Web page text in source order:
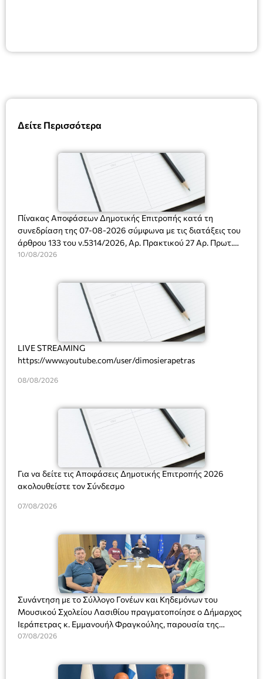
Δείτε Περισσότερα
Πίνακας Αποφάσεων Δημοτικής Επιτροπής κατά τη
συνεδρίαση της 07-08-2026 σύμφωνα με τις διατάξεις του
άρθρου 133 του ν.5314/2026, Αρ. Πρακτικού 27 Αρ. Πρωτ.
Πρόσκλησης: 10817/03-08-2026
10/08/2026
LIVE STREAMING
https://www.youtube.com/user/dimosierapetras
08/08/2026
Για να δείτε τις Αποφάσεις Δημοτικής Επιτροπής 2026
ακολουθείστε τον Σύνδεσμο
07/08/2026
Συνάντηση με το Σύλλογο Γονέων και Κηδεμόνων του
Μουσικού Σχολείου Λασιθίου πραγματοποίησε ο Δήμαρχος
Ιεράπετρας κ. Εμμανουήλ Φραγκούλης, παρουσία της
Διευθύντριας του σχολείου κας Μαριάννας Χαΐτα.
07/08/2026